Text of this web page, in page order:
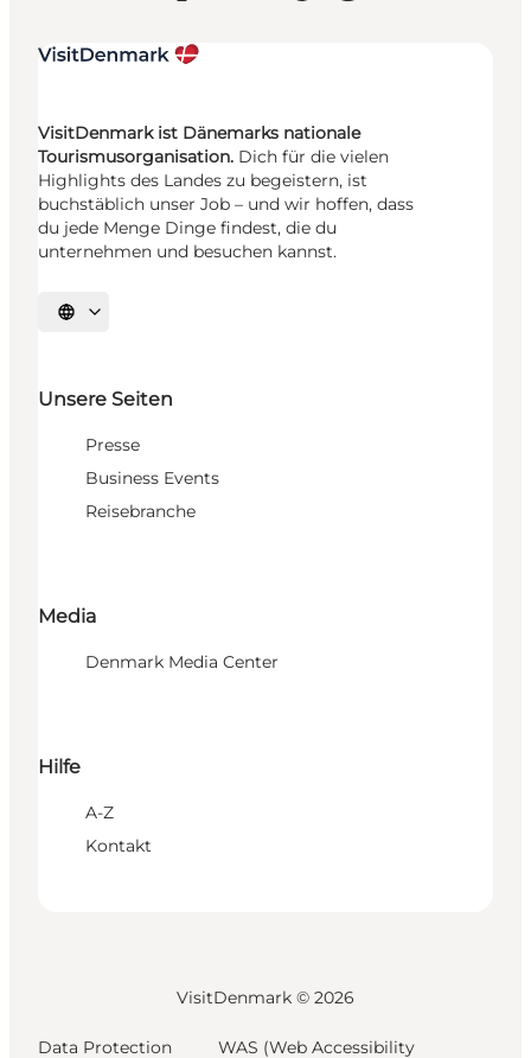
VisitDenmark ist Dänemarks nationale
Tourismusorganisation. Dich für die vielen
Highlights des Landes zu begeistern, ist
buchstäblich unser Job – und wir hoffen, dass
du jede Menge Dinge findest, die du
unternehmen und besuchen kannst.
Sprache auswählen
Unsere Seiten
Presse
Business Events
Reisebranche
Media
Denmark Media Center
Hilfe
A-Z
Kontakt
VisitDenmark © 2026
Data Protection WAS (Web Accessibility